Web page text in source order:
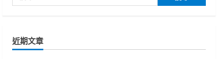
尋
字:
近期文章